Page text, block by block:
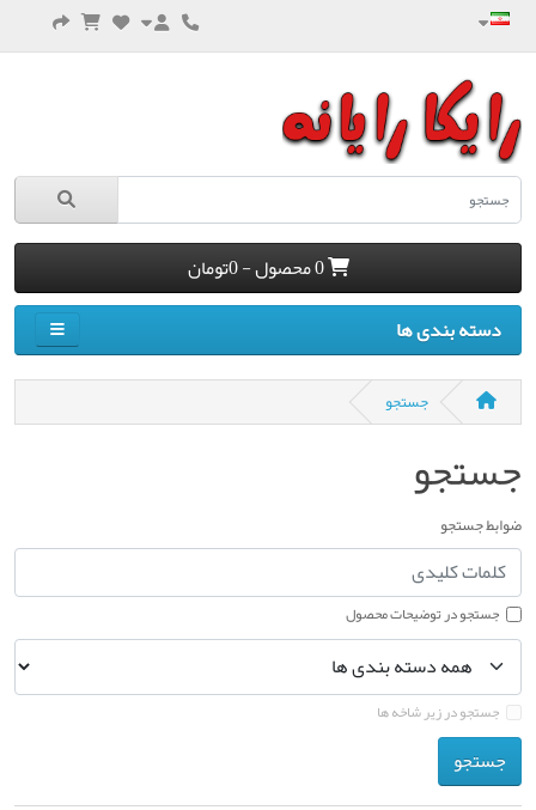
0 محصول - 0تومان
دسته بندی ها
جستجو
جستجو
ضوابط جستجو
جستجو در توضیحات محصول
جستجو در زیر شاخه ها
جستجو